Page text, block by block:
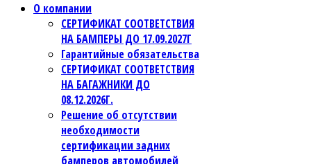
О компании
СЕРТИФИКАТ СООТВЕТСТВИЯ
НА БАМПЕРЫ ДО 17.09.2027Г
Гарантийные обязательства
СЕРТИФИКАТ СООТВЕТСТВИЯ
НА БАГАЖНИКИ ДО
08.12.2026Г.
Решение об отсутствии
необходимости
сертификации задних
бамперов автомобилей